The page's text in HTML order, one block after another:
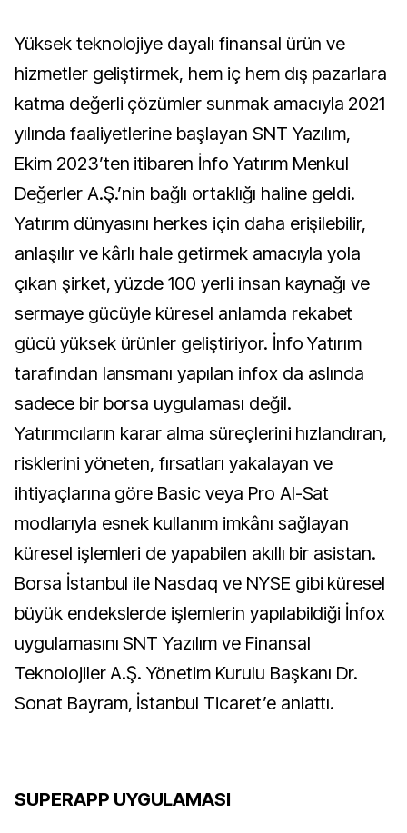
Yüksek teknolojiye dayalı finansal ürün ve
hizmetler geliştirmek, hem iç hem dış pazarlara
katma değerli çözümler sunmak amacıyla 2021
yılında faaliyetlerine başlayan SNT Yazılım,
Ekim 2023’ten itibaren İnfo Yatırım Menkul
Değerler A.Ş.’nin bağlı ortaklığı haline geldi.
Yatırım dünyasını herkes için daha erişilebilir,
anlaşılır ve kârlı hale getirmek amacıyla yola
çıkan şirket, yüzde 100 yerli insan kaynağı ve
sermaye gücüyle küresel anlamda rekabet
gücü yüksek ürünler geliştiriyor. İnfo Yatırım
tarafından lansmanı yapılan infox da aslında
sadece bir borsa uygulaması değil.
Yatırımcıların karar alma süreçlerini hızlandıran,
risklerini yöneten, fırsatları yakalayan ve
ihtiyaçlarına göre Basic veya Pro Al-Sat
modlarıyla esnek kullanım imkânı sağlayan
küresel işlemleri de yapabilen akıllı bir asistan.
Borsa İstanbul ile Nasdaq ve NYSE gibi küresel
büyük endekslerde işlemlerin yapılabildiği İnfox
uygulamasını SNT Yazılım ve Finansal
Teknolojiler A.Ş. Yönetim Kurulu Başkanı Dr.
Sonat Bayram, İstanbul Ticaret’e anlattı.
SUPERAPP UYGULAMASI